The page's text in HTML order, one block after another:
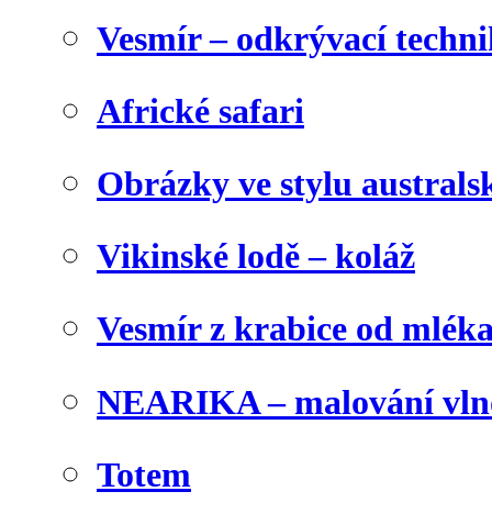
Vesmír – odkrývací
Africké safari
Obrázky ve stylu
Vikinské lodě – koláž
Vesmír z krabice od
NEARIKA – malování
Totem